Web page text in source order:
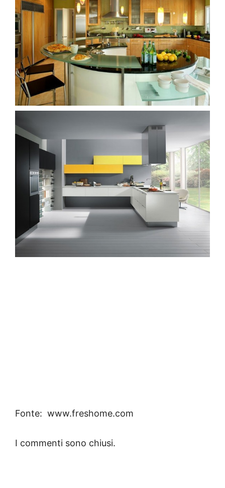
Fonte: www.freshome.com
I commenti sono chiusi.